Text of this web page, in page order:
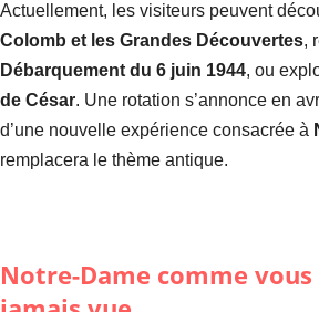
Actuellement, les visiteurs peuvent
Colomb et les Grandes Découvertes,
Débarquement du 6 juin 1944, ou
de César. Une rotation s’annonce en
d’une nouvelle expérience consacrée à
remplacera le thème antique.
Notre-Dame comme vous